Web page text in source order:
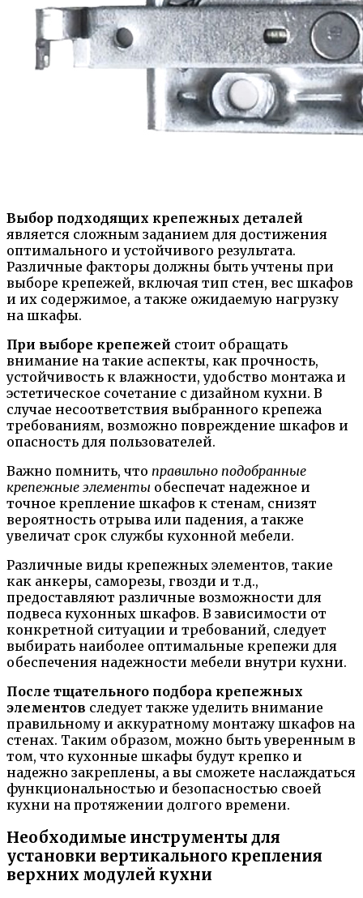
Выбор подходящих крепежных деталей
является сложным заданием для достижения
оптимального и устойчивого результата.
Различные факторы должны быть учтены при
выборе крепежей, включая тип стен, вес шкафов
и их содержимое, а также ожидаемую нагрузку
на шкафы.
При выборе крепежей стоит обращать
внимание на такие аспекты, как прочность,
устойчивость к влажности, удобство монтажа и
эстетическое сочетание с дизайном кухни. В
случае несоответствия выбранного крепежа
требованиям, возможно повреждение шкафов и
опасность для пользователей.
Важно помнить, что правильно подобранные
крепежные элементы обеспечат надежное и
точное крепление шкафов к стенам, снизят
вероятность отрыва или падения, а также
увеличат срок службы кухонной мебели.
Различные виды крепежных элементов, такие
как анкеры, саморезы, гвозди и т.д.,
предоставляют различные возможности для
подвеса кухонных шкафов. В зависимости от
конкретной ситуации и требований, следует
выбирать наиболее оптимальные крепежи для
обеспечения надежности мебели внутри кухни.
После тщательного подбора крепежных
элементов следует также уделить внимание
правильному и аккуратному монтажу шкафов на
стенах. Таким образом, можно быть уверенным в
том, что кухонные шкафы будут крепко и
надежно закреплены, а вы сможете наслаждаться
функциональностью и безопасностью своей
кухни на протяжении долгого времени.
Необходимые инструменты для
установки вертикального крепления
верхних модулей кухни